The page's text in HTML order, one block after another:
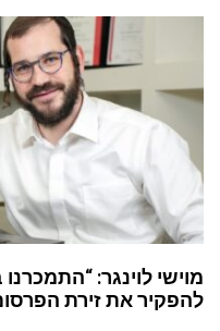
מוישי לוינגר:
להפקיר את זירת